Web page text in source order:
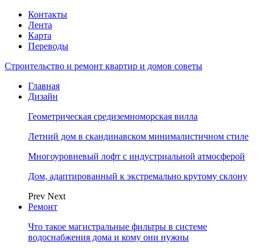
Контакты
Лента
Карта
Переводы
Строительство и ремонт квартир и домов советы
Главная
Дизайн
Геометрическая средиземноморская вилла
Летний дом в скандинавском минималистичном стиле
Многоуровневый лофт с индустриальной атмосферой
Дом, адаптированный к экстремально крутому склону
Prev Next
Ремонт
Что такое магистральные фильтры в системе
водоснабжения дома и кому они нужны